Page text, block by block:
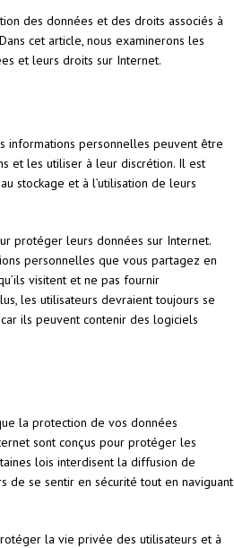
des données et des droits associés à
cet article, nous examinerons les
et leurs droits sur Internet.
informations personnelles peuvent être
et les utiliser à leur discrétion. Il est
stockage et à l’utilisation de leurs
protéger leurs données sur Internet.
personnelles que vous partagez en
visitent et ne pas fournir
les utilisateurs devraient toujours se
ils peuvent contenir des logiciels
la protection de vos données
sont conçus pour protéger les
lois interdisent la diffusion de
de se sentir en sécurité tout en naviguant
la vie privée des utilisateurs et à